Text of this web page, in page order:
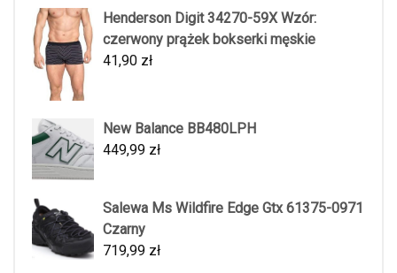
Henderson Digit 34270-59X Wzór:
czerwony prążek bokserki męskie
41,90 zł
New Balance BB480LPH
449,99 zł
Salewa Ms Wildfire Edge Gtx 61375-0971
Czarny
719,99 zł